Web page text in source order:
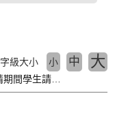
字級大小 小 中 大